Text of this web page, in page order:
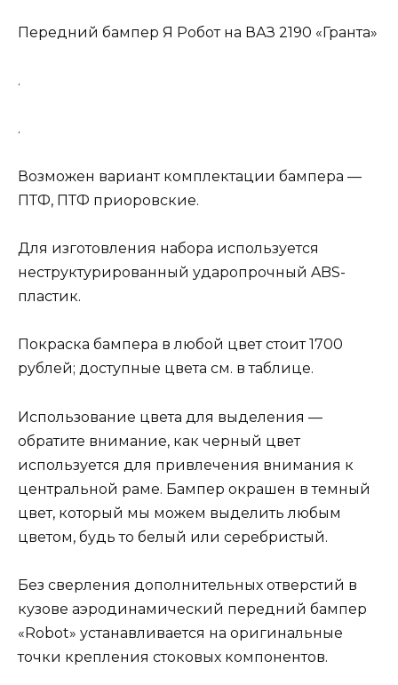
Передний бампер Я Робот на ВАЗ 2190 «Гранта»
.
.
Возможен вариант комплектации бампера —
ПТФ, ПТФ приоровские.
Для изготовления набора используется
неструктурированный ударопрочный ABS-
пластик.
Покраска бампера в любой цвет стоит 1700
рублей; доступные цвета см. в таблице.
Использование цвета для выделения —
обратите внимание, как черный цвет
используется для привлечения внимания к
центральной раме. Бампер окрашен в темный
цвет, который мы можем выделить любым
цветом, будь то белый или серебристый.
Без сверления дополнительных отверстий в
кузове аэродинамический передний бампер
«Robot» устанавливается на оригинальные
точки крепления стоковых компонентов.